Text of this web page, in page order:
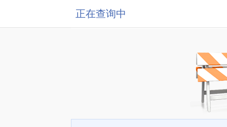
正在查询中